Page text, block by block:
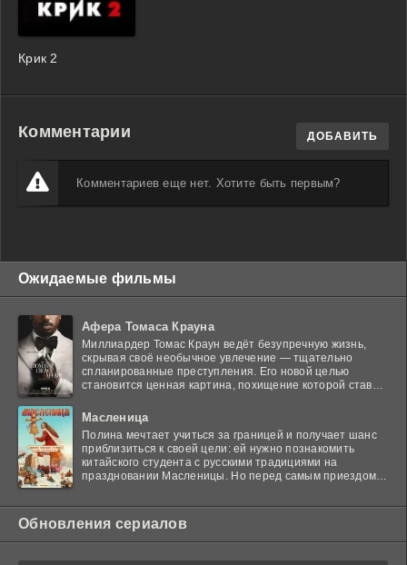
Крик 2
Комментарии ДОБАВИТЬ
Комментариев еще нет. Хотите быть первым?
Ожидаемые фильмы
Афера Томаса Крауна
Миллиардер Томас Краун ведёт безупречную жизнь,
скрывая своё необычное увлечение — тщательно
спланированные преступления. Его новой целью
становится ценная картина, похищение которой ставит
Масленица
Полина мечтает учиться за границей и получает шанс
приблизиться к своей цели: ей нужно познакомить
китайского студента с русскими традициями на
праздновании Масленицы. Но перед самым приездом
Обновления сериалов